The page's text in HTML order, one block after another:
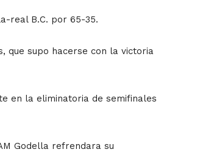
real B.C. por 65-35.
que supo hacerse con la victoria
en la eliminatoria de semifinales
Godella refrendara su